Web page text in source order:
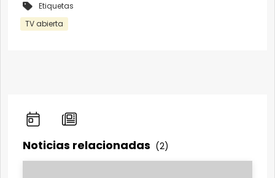
Etiquetas
TV abierta
Noticias relacionadas (2)